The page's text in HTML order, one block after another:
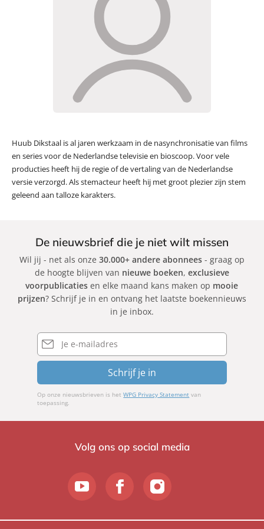
Huub Dikstaal is al jaren werkzaam in de nasynchronisatie van films
en series voor de Nederlandse televisie en bioscoop. Voor vele
producties heeft hij de regie of de vertaling van de Nederlandse
versie verzorgd. Als stemacteur heeft hij met groot plezier zijn stem
geleend aan talloze karakters.
De nieuwsbrief die je niet wilt missen
Wil jij - net als onze 30.000+ andere abonnees- graag op
de hoogte blijven van nieuwe boeken, exclusieve
voorpublicaties en elke maand kans maken op mooie
prijzen? Schrijf je in en ontvang het laatste boekennieuws
in je inbox.
E-
mailadres
Schrijf je in
Op onze nieuwsbrieven is hetWPG Privacy Statement van
toepassing.
Volg ons op social media